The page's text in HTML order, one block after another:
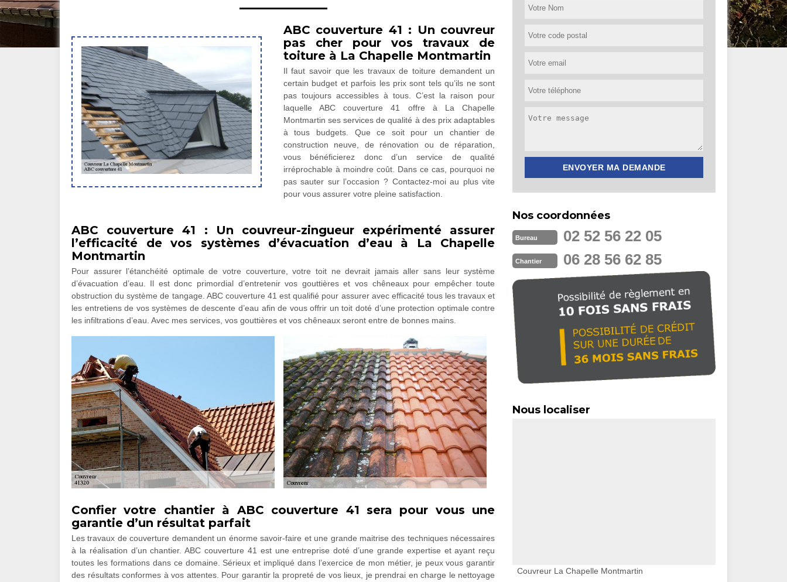
ABC couverture 41 : Un couvreur
pas cher pour vos travaux de
toiture à La Chapelle Montmartin
Il faut savoir que les travaux de toiture demandent un
certain budget et parfois les prix sont tels qu’ils ne sont
pas toujours accessibles à tous. C’est la raison pour
laquelle ABC couverture 41 offre à La Chapelle
Montmartin ses services de qualité à des prix adaptables
à tous budgets. Que ce soit pour un chantier de
construction neuve, de rénovation ou de réparation,
vous bénéficierez donc d’un service de qualité
irréprochable à moindre coût. Dans ce cas, pourquoi ne
pas sauter sur l’occasion ? Contactez-moi au plus vite
pour vous assurer votre pleine satisfaction.
ABC couverture 41 : Un couvreur-zingueur expérimenté assurer
l’efficacité de vos systèmes d’évacuation d’eau à La Chapelle
Montmartin
Pour assurer l’étanchéité optimale de votre couverture, votre toit ne devrait jamais aller sans leur système
d’évacuation d’eau. Il est donc primordial d’entretenir vos gouttières et vos chêneaux pour empêcher toute
obstruction du système de tangage. ABC couverture 41 est qualifié pour assurer avec efficacité tous les travaux et
les entretiens de vos systèmes de descente d’eau afin de vous offrir un toit doté d’une protection optimale contre
les infiltrations d’eau. Avec mes services, vos gouttières et vos chêneaux seront entre de bonnes mains.
Confier votre chantier à ABC couverture 41 sera pour vous une
garantie d’un résultat parfait
Les travaux de couverture demandent un énorme savoir-faire et une grande maitrise des techniques nécessaires
à la réalisation d’un chantier. ABC couverture 41 est une entreprise doté d’une grande expertise et ayant reçu
toutes les formations dans ce domaine. Sérieux et impliqué dans l’exercice de mon métier, je peux vous garantir
des résultats conformes à vos attentes. Pour garantir la propreté de vos lieux, je prendrai en charge le nettoyage
Nos coordonnées
Bureau 02 52 56 22 05
Chantier 06 28 56 62 85
Nous localiser
Couvreur La Chapelle Montmartin